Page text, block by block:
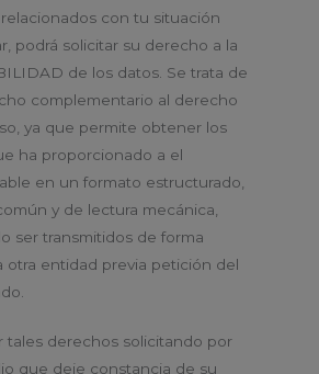
con tu situación
podrá solicitar su derecho a la
de los datos. Se trata de
complementario al derecho
ya que permite obtener los
ha proporcionado a el
en un formato estructurado,
y de lectura mecánica,
ser transmitidos de forma
otra entidad previa petición del
tales derechos solicitando por
que deje constancia de su